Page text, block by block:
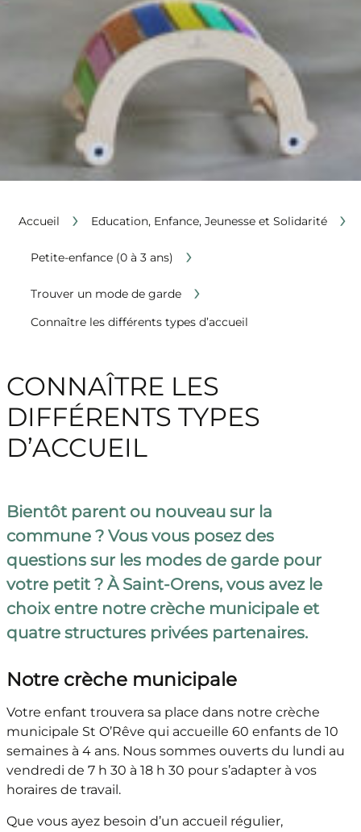
Accueil › Education, Enfance, Jeunesse et Solidarité ›
Petite-enfance (0 à 3 ans) ›
Trouver un mode de garde ›
Connaître les différents types d’accueil
CONNAÎTRE LES
DIFFÉRENTS TYPES
D’ACCUEIL
Bientôt parent ou nouveau sur la
commune ? Vous vous posez des
questions sur les modes de garde pour
votre petit ? À Saint-Orens, vous avez le
choix entre notre crèche municipale et
quatre structures privées partenaires.
Notre crèche municipale
Votre enfant trouvera sa place dans notre crèche
municipale St O’Rêve qui accueille 60 enfants de 10
semaines à 4 ans. Nous sommes ouverts du lundi au
vendredi de 7 h 30 à 18 h 30 pour s’adapter à vos
horaires de travail.
Que vous ayez besoin d’un accueil régulier,